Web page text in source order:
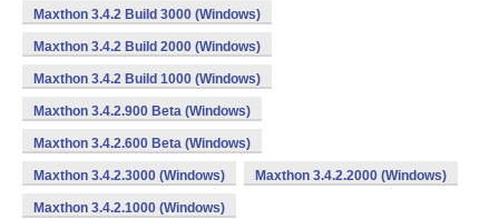
Maxthon 3.4.2 Build 3000 (Windows)
Maxthon 3.4.2 Build 2000 (Windows)
Maxthon 3.4.2 Build 1000 (Windows)
Maxthon 3.4.2.900 Beta (Windows)
Maxthon 3.4.2.600 Beta (Windows)
Maxthon 3.4.2.3000 (Windows) Maxthon 3.4.2.2000 (Windows)
Maxthon 3.4.2.1000 (Windows)